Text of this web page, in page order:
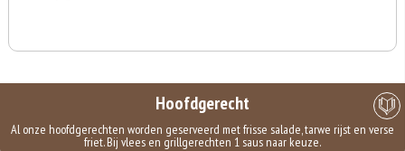
Hoofdgerecht
Al onze hoofdgerechten worden geserveerd met frisse salade, tarwe rijst en verse
friet. Bij vlees en grillgerechten 1 saus naar keuze.